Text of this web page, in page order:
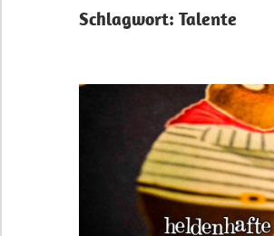
Schlagwort: Talente